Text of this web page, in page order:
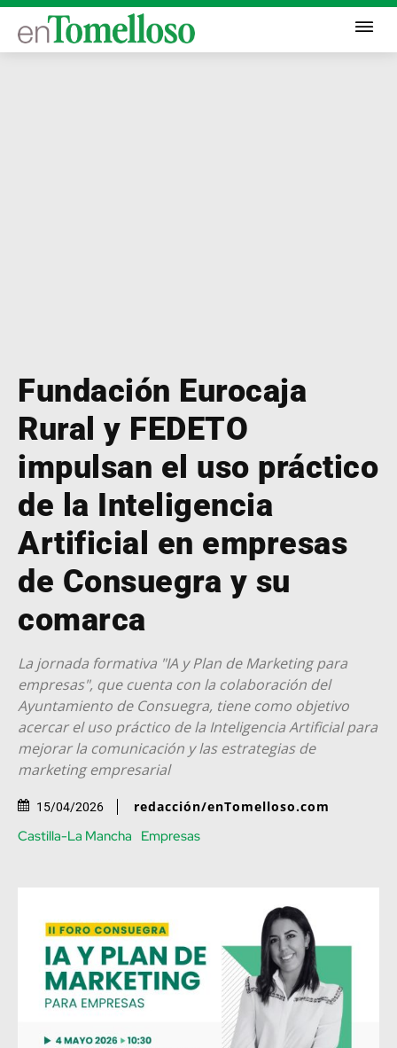
Fundación Eurocaja
Rural y FEDETO
impulsan el uso práctico
de la Inteligencia
Artificial en empresas
de Consuegra y su
comarca
La jornada formativa "IA y Plan de Marketing para
empresas", que cuenta con la colaboración del
Ayuntamiento de Consuegra, tiene como objetivo
acercar el uso práctico de la Inteligencia Artificial para
mejorar la comunicación y las estrategias de
marketing empresarial
15/04/2026 redacción/enTomelloso.com
Castilla-La Mancha Empresas